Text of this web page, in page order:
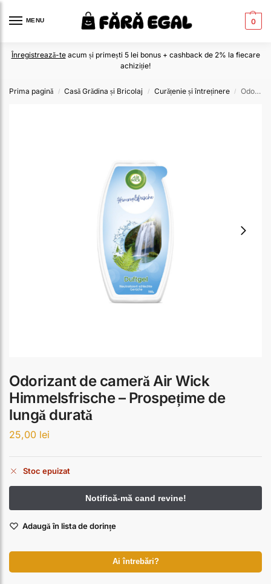
MENU 0
Înregistrează-teacum și primești 5 lei bonus + cashback de 2% la fiecare
achiziție!
Prima pagină / Casă Grădina și Bricolaj / Curățenie și întreținere / Odorizant de cameră Air Wick Himmelsfrische – Prospețime de lungă durată
Odorizant de cameră Air Wick
Himmelsfrische – Prospețime de
lungă durată
25,00 lei
Stoc epuizat
Adaugă în lista de dorințe
Ai întrebări?